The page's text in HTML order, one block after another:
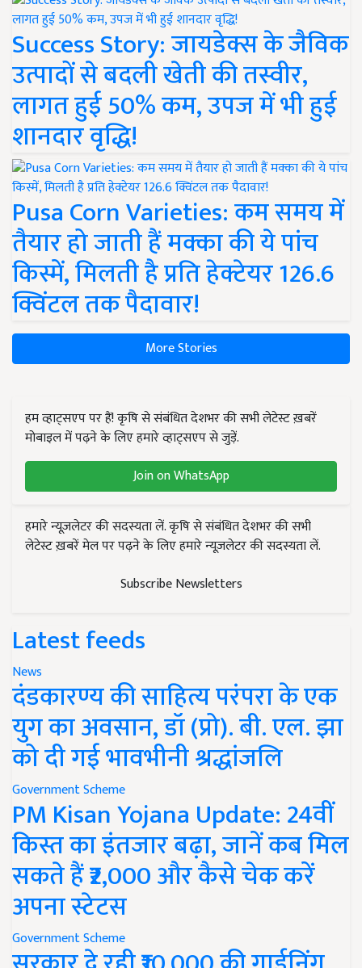
Success Story: जायडेक्स के जैविक
उत्पादों से बदली खेती की तस्वीर,
लागत हुई 50% कम, उपज में भी हुई
शानदार वृद्धि!
Pusa Corn Varieties: कम समय में
तैयार हो जाती हैं मक्का की ये पांच
किस्में, मिलती है प्रति हेक्टेयर 126.6
क्विंटल तक पैदावार!
More Stories
हम व्हाट्सएप पर हैं! कृषि से संबंधित देशभर की सभी लेटेस्ट ख़बरें
मोबाइल में पढ़ने के लिए हमारे व्हाट्सएप से जुड़ें.
Join on WhatsApp
हमारे न्यूज़लेटर की सदस्यता लें. कृषि से संबंधित देशभर की सभी
लेटेस्ट ख़बरें मेल पर पढ़ने के लिए हमारे न्यूज़लेटर की सदस्यता लें.
Subscribe Newsletters
Latest feeds
News
दंडकारण्य की साहित्य परंपरा के एक
युग का अवसान, डॉ (प्रो). बी. एल. झा
को दी गई भावभीनी श्रद्धांजलि
Government Scheme
PM Kisan Yojana Update: 24वीं
किस्त का इंतजार बढ़ा, जानें कब मिल
सकते हैं ₹2,000 और कैसे चेक करें
अपना स्टेटस
Government Scheme